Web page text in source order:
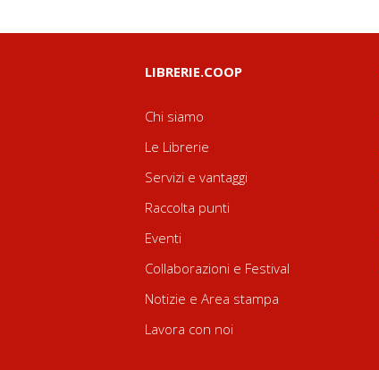
LIBRERIE.COOP
Chi siamo
Le Librerie
Servizi e vantaggi
Raccolta punti
Eventi
Collaborazioni e Festival
Notizie e Area stampa
Lavora con noi